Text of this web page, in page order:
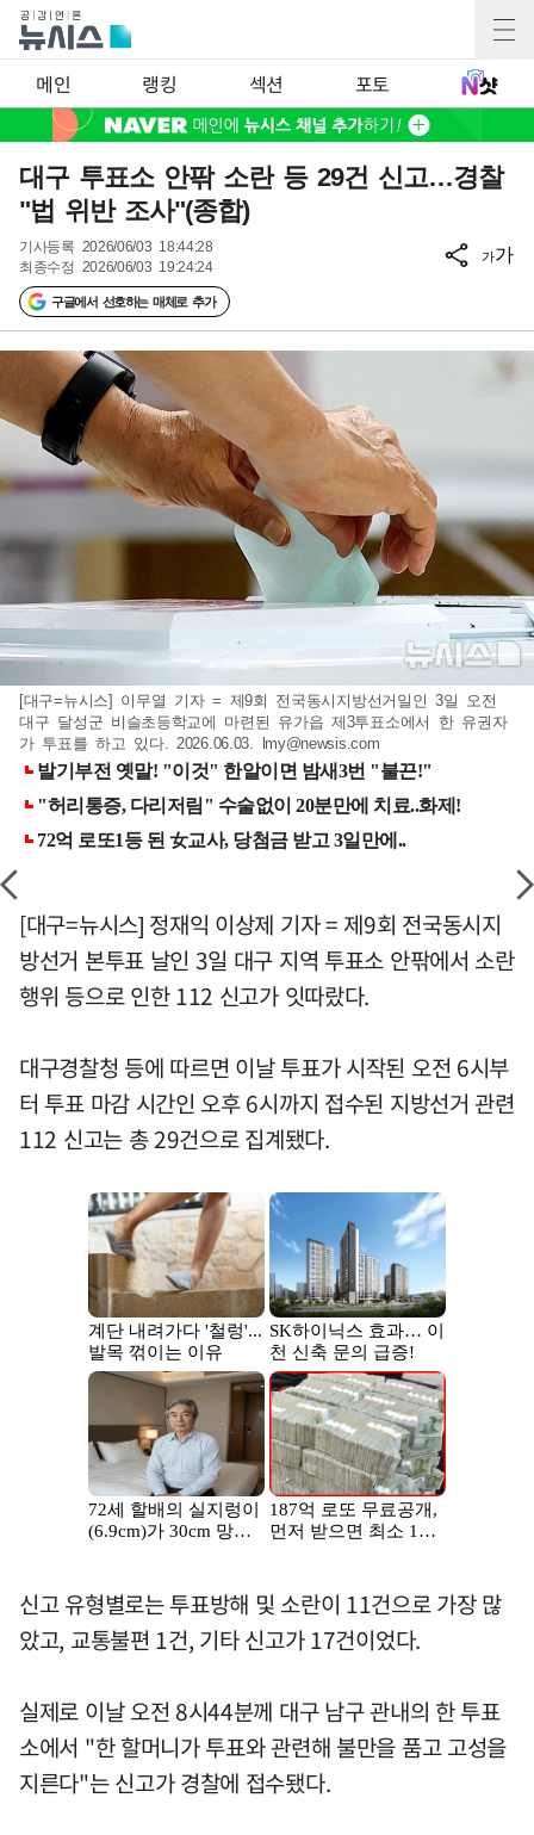
메인 랭킹 섹션 포토
대구 투표소 안팎 소란 등 29건 신고…경찰
"법 위반 조사"(종합)
기사등록 2026/06/03 18:44:28
최종수정 2026/06/03 19:24:24
구글에서 선호하는 매체로 추가
가가
[대구=뉴시스] 이무열 기자 = 제9회 전국동시지방선거일인 3일 오전
대구 달성군 비슬초등학교에 마련된 유가읍 제3투표소에서 한 유권자
가 투표를 하고 있다. 2026.06.03. lmy@newsis.com
[대구=뉴시스] 정재익 이상제 기자 = 제9회 전국동시지
방선거 본투표 날인 3일 대구 지역 투표소 안팎에서 소란
행위 등으로 인한 112 신고가 잇따랐다.
대구경찰청 등에 따르면 이날 투표가 시작된 오전 6시부
터 투표 마감 시간인 오후 6시까지 접수된 지방선거 관련
112 신고는 총 29건으로 집계됐다.
신고 유형별로는 투표방해 및 소란이 11건으로 가장 많
았고, 교통불편 1건, 기타 신고가 17건이었다.
실제로 이날 오전 8시44분께 대구 남구 관내의 한 투표
소에서 "한 할머니가 투표와 관련해 불만을 품고 고성을
지른다"는 신고가 경찰에 접수됐다.